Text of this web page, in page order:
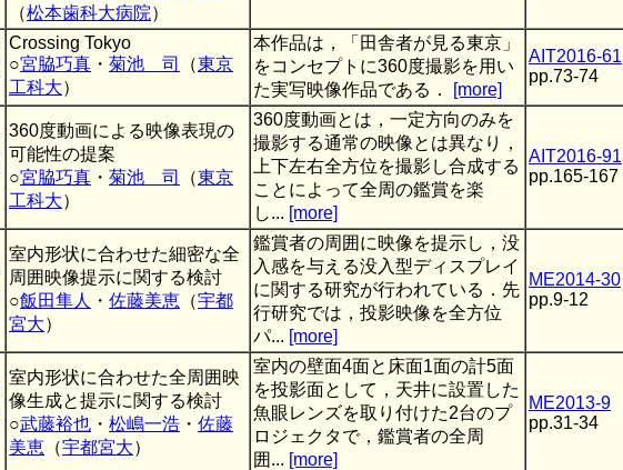
（松本歯科大病院）
Crossing Tokyo
○宮脇巧真 ・ 菊池 司 （東京
工科大）
本作品は，「田舎者が見る東京」
をコンセプトに360度撮影を用い
た実写映像作品である．
[more]
AIT2016-61
pp.73-74
360度動画による映像表現の
可能性の提案
○宮脇巧真 ・ 菊池 司 （東京
工科大）
360度動画とは，一定方向のみを
撮影する通常の映像とは異なり，
上下左右全方位を撮影し合成する
ことによって全周の鑑賞を楽
し... [more]
AIT2016-91
pp.165-167
室内形状に合わせた細密な全
周囲映像提示に関する検討
○飯田隼人 ・ 佐藤美恵 （宇都
宮大）
鑑賞者の周囲に映像を提示し，没
入感を与える没入型ディスプレイ
に関する研究が行われている．先
行研究では，投影映像を全方位
パ... [more]
ME2014-30
pp.9-12
室内形状に合わせた全周囲映
像生成と提示に関する検討
○武藤裕也 ・ 松嶋一浩 ・ 佐藤
美恵 （宇都宮大）
室内の壁面4面と床面1面の計5面
を投影面として，天井に設置した
魚眼レンズを取り付けた2台のプ
ロジェクタで，鑑賞者の全周
囲... [more]
ME2013-9
pp.31-34